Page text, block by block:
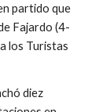
partido que
Fajardo (4-
los Turistas
diez